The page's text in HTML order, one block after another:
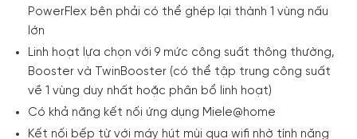
PowerFlex bên phải có thể ghép lại thành 1 vùng nấu
lớn
Linh hoạt lựa chọn với 9 mức công suất thông thường,
Booster và TwinBooster (có thể tập trung công suất
về 1 vùng duy nhất hoặc phân bổ linh hoạt)
Có khả năng kết nối ứng dụng Miele@home
Kết nối bếp từ với máy hút mùi qua wifi nhờ tính năng